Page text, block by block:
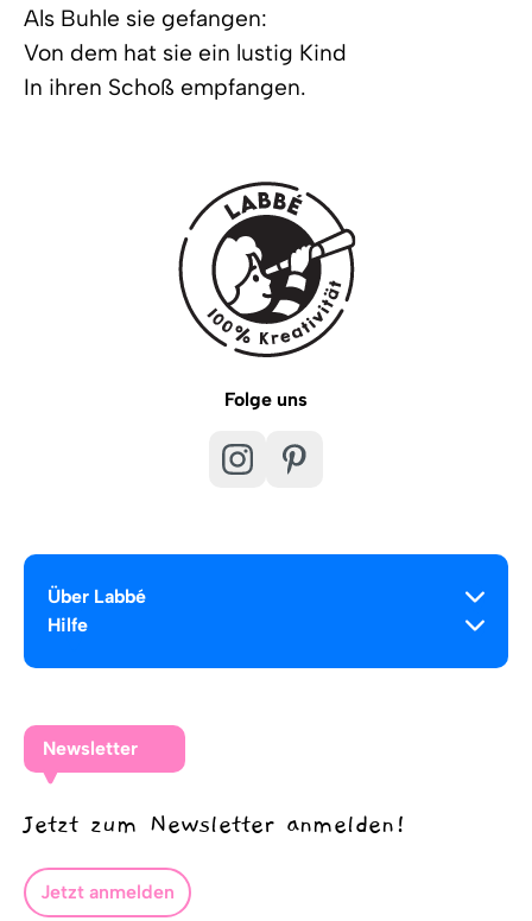
Als Buhle sie gefangen:
Von dem hat sie ein lustig Kind
In ihren Schoß empfangen.
Folge uns
Über Labbé
Hilfe
Newsletter
Jetzt zum Newsletter anmelden!
Jetzt anmelden